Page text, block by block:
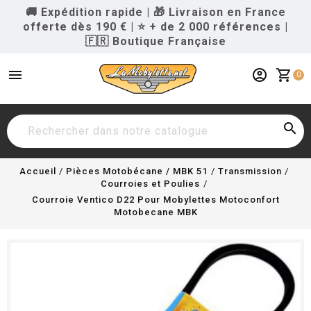
🚚 Expédition rapide | 🎁 Livraison en France
offerte dès 190 € | ⭐ + de 2 000 références |
🇫🇷 Boutique Française
menu shopping_cart 0
account_circle

Accueil Pièces Motobécane / MBK 51
Transmission
Courroies et Poulies
Courroie Ventico D22 Pour Mobylettes Motoconfort
Motobecane MBK